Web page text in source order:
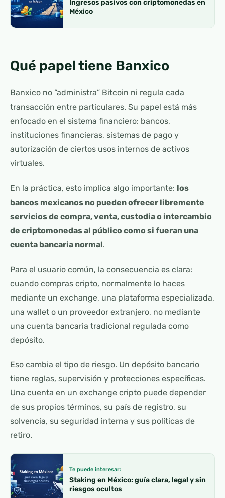
Ingresos pasivos con criptomonedas en
México
Qué papel tiene Banxico
Banxico no “administra” Bitcoin ni regula cada
transacción entre particulares. Su papel está más
enfocado en el sistema financiero: bancos,
instituciones financieras, sistemas de pago y
autorización de ciertos usos internos de activos
virtuales.
En la práctica, esto implica algo importante: los
bancos mexicanos no pueden ofrecer libremente
servicios de compra, venta, custodia o intercambio
de criptomonedas al público como si fueran una
cuenta bancaria normal.
Para el usuario común, la consecuencia es clara:
cuando compras cripto, normalmente lo haces
mediante un exchange, una plataforma especializada,
una wallet o un proveedor extranjero, no mediante
una cuenta bancaria tradicional regulada como
depósito.
Eso cambia el tipo de riesgo. Un depósito bancario
tiene reglas, supervisión y protecciones específicas.
Una cuenta en un exchange cripto puede depender
de sus propios términos, su país de registro, su
solvencia, su seguridad interna y sus políticas de
retiro.
Te puede interesar:
Staking en México: guía clara, legal y sin
riesgos ocultos